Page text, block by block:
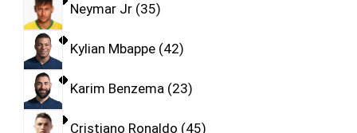
Neymar Jr 35
Kylian Mbappe 42
Karim Benzema 23
Cristiano Ronaldo 45